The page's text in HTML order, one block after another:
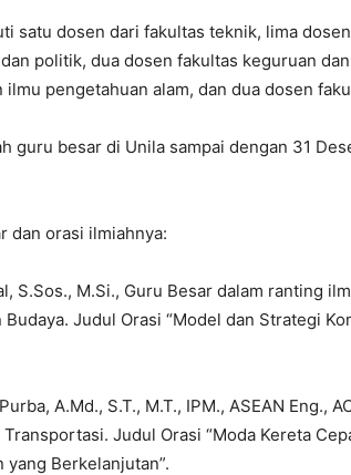
satu dosen dari fakultas teknik, lima
politik, dua dosen fakultas keguruan
pengetahuan alam, dan dua dosen
guru besar di Unila sampai dengan 31
dan orasi ilmiahnya:
S.Sos., M.Si., Guru Besar dalam ranting
Judul Orasi “Model dan Strategi
A.Md., S.T., M.T., IPM., ASEAN Eng.,
Judul Orasi “Moda Kereta
Berkelanjutan”.